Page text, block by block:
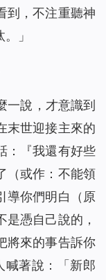
到，不注重聽神
」
一說，才意識到
末世迎接主來的
：『我還有好些
（或作：不能領
導你們明白
（原
憑自己說的，
將來的事告訴你
喊著說：「新郎